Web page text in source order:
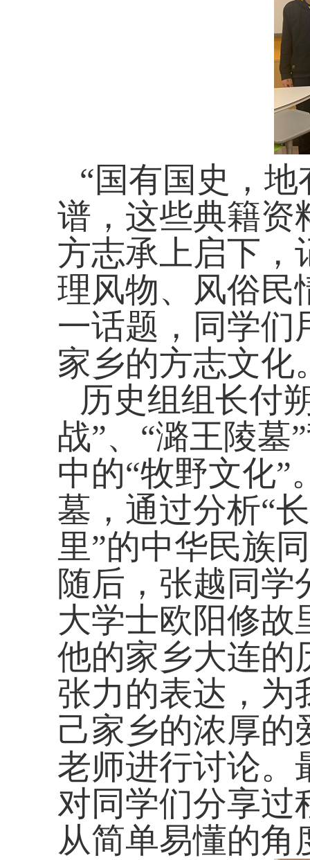
“国有国史，
谱，这些典籍资
方志承上启下，
理风物、风俗民
一话题，同学们
家乡的方志文化
历史组组长付
战”、“潞王陵墓
中的“牧野文化
墓，通过分析“
里”的中华民族
随后，张越同
大学士欧阳修故
他的家乡大连的
张力的表达，为
己家乡的浓厚的
老师进行讨论。
对同学们分享过
从简单易懂的角